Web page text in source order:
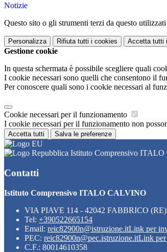
Notizie
Questo sito o gli strumenti terzi da questo
Personalizza Rifiuta tutti i cookies Accetta tutti
Gestione cookie
In questa schermata è possibile scegliere quali
I cookie necessari sono quelli che consentono il
Per conoscere quali sono i cookie necessari al
Cookie necessari per il funzionamento
I cookie necessari per il funzionamento non
Accetta tutti Salva le preferenze
Istituto Comprensivo
Contatti
Istituto Comprensivo ITALO CALVINO
VIA PIAVE 114 - 42042 FABBRICO (RE)
Tel: +390522665154
Email: reic82900n@istruzione.itLink per
PEC: reic82900n@pec.istruzione.itLink per
C.F.: 80014610358